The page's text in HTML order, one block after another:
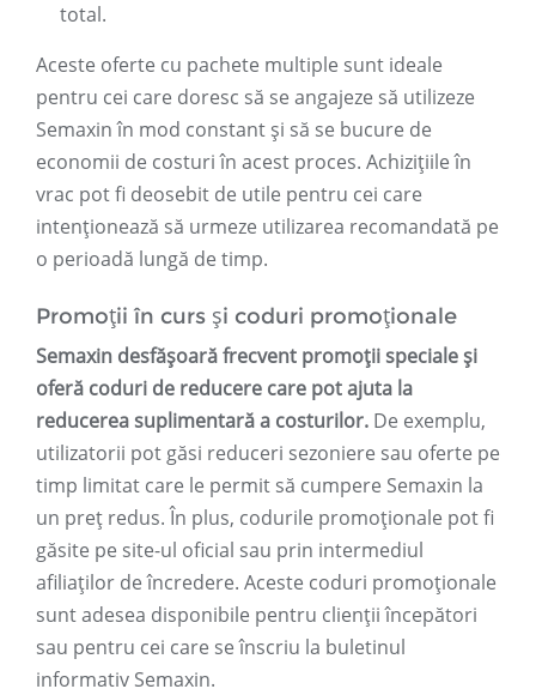
total.
Aceste oferte cu pachete multiple sunt ideale
pentru cei care doresc să se angajeze să utilizeze
Semaxin în mod constant și să se bucure de
economii de costuri în acest proces. Achizițiile în
vrac pot fi deosebit de utile pentru cei care
intenționează să urmeze utilizarea recomandată pe
o perioadă lungă de timp.
Promoții în curs și coduri promoționale
Semaxin desfășoară frecvent promoții speciale și
oferă coduri de reducere care pot ajuta la
reducerea suplimentară a costurilor. De exemplu,
utilizatorii pot găsi reduceri sezoniere sau oferte pe
timp limitat care le permit să cumpere Semaxin la
un preț redus. În plus, codurile promoționale pot fi
găsite pe site-ul oficial sau prin intermediul
afiliaților de încredere. Aceste coduri promoționale
sunt adesea disponibile pentru clienții începători
sau pentru cei care se înscriu la buletinul
informativ Semaxin.